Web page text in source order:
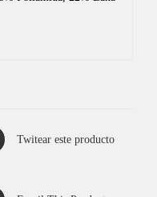
Twitear este producto